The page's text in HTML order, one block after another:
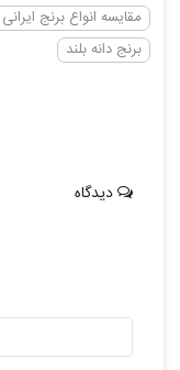
مقایسه انواع برنج
برنج دانه بلند
دیدگاه